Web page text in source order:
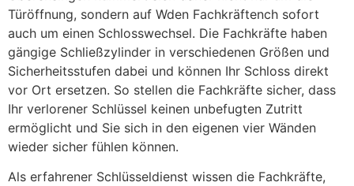
Türöffnung, sondern auf Wden Fachkräftench sofort
auch um einen Schlosswechsel. Die Fachkräfte haben
gängige Schließzylinder in verschiedenen Größen und
Sicherheitsstufen dabei und können Ihr Schloss direkt
vor Ort ersetzen. So stellen die Fachkräfte sicher, dass
Ihr verlorener Schlüssel keinen unbefugten Zutritt
ermöglicht und Sie sich in den eigenen vier Wänden
wieder sicher fühlen können.
Als erfahrener Schlüsseldienst wissen die Fachkräfte,